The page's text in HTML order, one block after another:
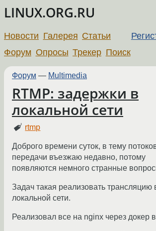
LINUX.ORG.RU
Новости Галерея Статьи
Форум Опросы Трекер Поиск
Форум — Multimedia
RTMP: задержки в
локальной сети
rtmp
Доброго времени суток, в тему
передачи въезжаю недавно, потому
появляются немного странные
Задач такая реализовать трансляцию
локальной сети.
Реализовал все на nginx через докер